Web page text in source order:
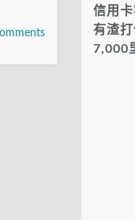
信用
有渣
7,000